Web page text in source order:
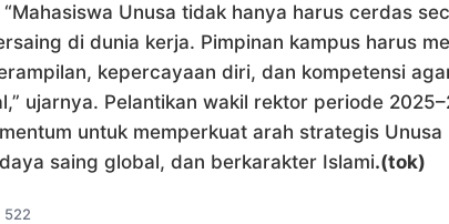
Unusa tidak hanya harus cerdas
di dunia kerja. Pimpinan kampus harus
kepercayaan diri, dan kompetensi
ujarnya. Pelantikan wakil rektor periode
untuk memperkuat arah strategis
saing global, dan berkarakter Islami.(tok)
522